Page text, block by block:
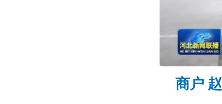
商户